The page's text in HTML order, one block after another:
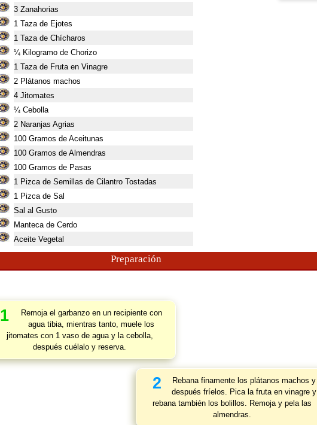
3 Zanahorias
1 Taza de Ejotes
1 Taza de Chícharos
¼ Kilogramo de Chorizo
1 Taza de Fruta en Vinagre
2 Plátanos machos
4 Jitomates
¼ Cebolla
2 Naranjas Agrias
100 Gramos de Aceitunas
100 Gramos de Almendras
100 Gramos de Pasas
1 Pizca de Semillas de Cilantro Tostadas
1 Pizca de Sal
Sal al Gusto
Manteca de Cerdo
Aceite Vegetal
Preparación
1
Remoja el garbanzo en un recipiente con
agua tibia, mientras tanto, muele los
jitomates con 1 vaso de agua y la cebolla,
después cuélalo y reserva.
2
Rebana finamente los plátanos machos y
después fríelos. Pica la fruta en vinagre y
rebana también los bolillos. Remoja y pela las
almendras.